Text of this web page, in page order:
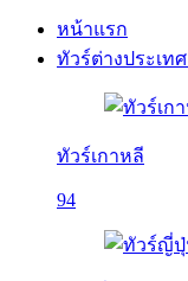
หน้าแรก
ทัวร์ต่างประเทศ
ทัวร์เกาหลี
94